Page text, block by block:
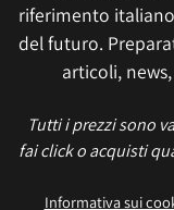
riferimento
del futuro.
articoli,
Tutti i prezzi sono
fai click o acquisti
Informativa sui